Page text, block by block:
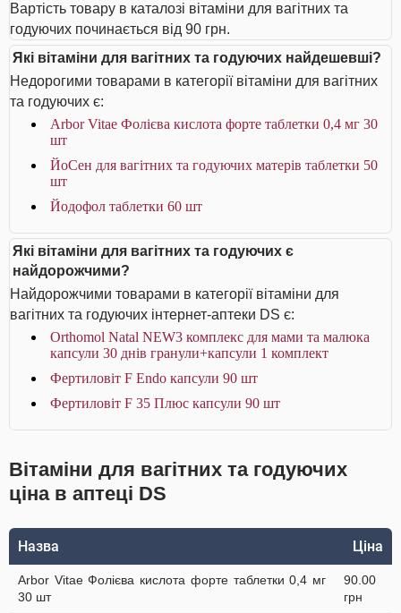
Вартість товару в каталозі вітаміни для вагітних та
годуючих починається від 90 грн.
Які вітаміни для вагітних та годуючих найдешевші?
Недорогими товарами в категорії вітаміни для вагітних
та годуючих є:
Arbor Vitae Фолієва кислота форте таблетки 0,4 мг 30
шт
ЙоСен для вагітних та годуючих матерів таблетки 50
шт
Йодофол таблетки 60 шт
Які вітаміни для вагітних та годуючих є
найдорожчими?
Найдорожчими товарами в категорії вітаміни для
вагітних та годуючих інтернет-аптеки DS є:
Orthomol Natal NEW3 комплекс для мами та малюка
капсули 30 днів гранули+капсули 1 комплект
Фертиловіт F Endo капсули 90 шт
Фертиловіт F 35 Плюс капсули 90 шт
Вітаміни для вагітних та годуючих
ціна в аптеці DS
Назва Ціна
Arbor Vitae Фолієва кислота форте таблетки 0,4 мг
30 шт
90.00
грн